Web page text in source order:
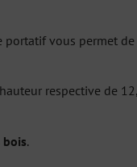
portatif vous permet
respective de
.